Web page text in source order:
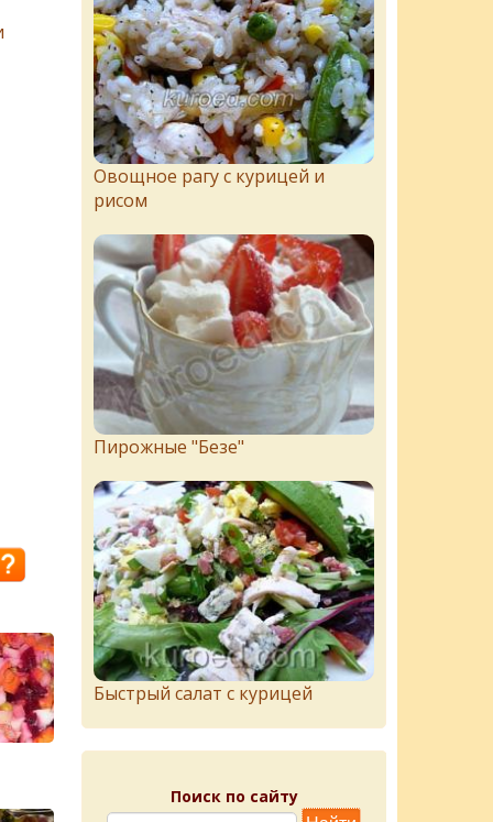
Овощное рагу с курицей и
рисом
Пирожныe "Бeзe"
Быстрый салат с курицей
Поиск по сайту